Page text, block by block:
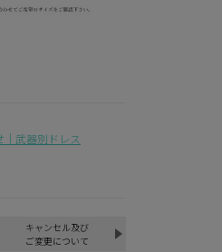
｜武器別ドレス
キャンセル及び
ご変更について